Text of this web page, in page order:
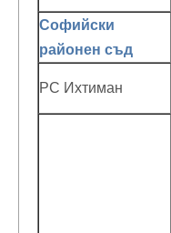
Софийски
районен съд
РС Ихтиман